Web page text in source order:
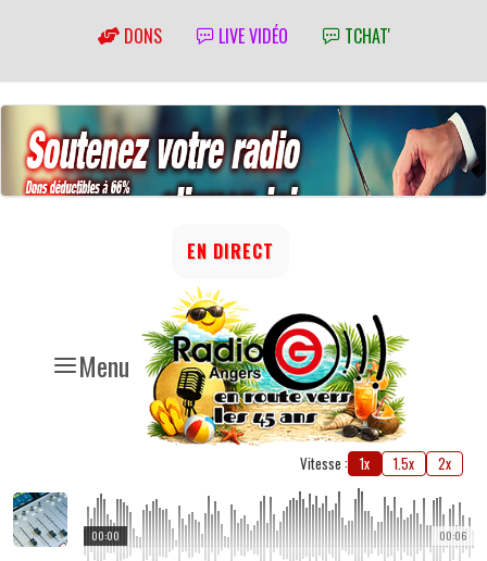
DONS LIVE VIDÉO TCHAT'
Menu
EN DIRECT
Vitesse : 1x 1.5x 2x
00:06
00:00